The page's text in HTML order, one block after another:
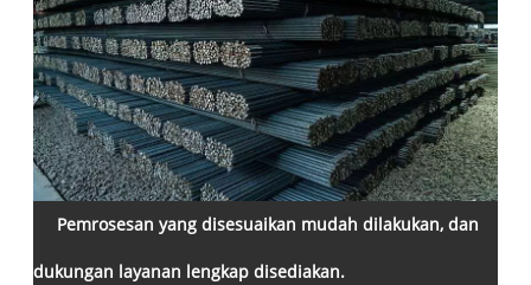
Pemrosesan yang disesuaikan mudah dilakukan, dan
dukungan layanan lengkap disediakan.